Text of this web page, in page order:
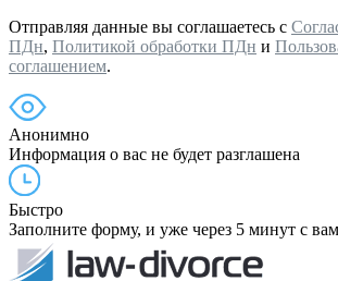
Отправляя данные вы соглашаетесь с
ПДн, Политикой обработки ПДн и
соглашением.
Анонимно
Информация о вас не будет разглашена
Быстро
Заполните форму, и уже через 5 минут с